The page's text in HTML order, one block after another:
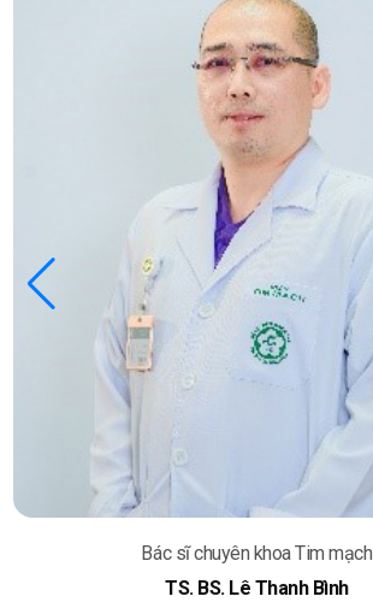
Bác sĩ chuyên khoa Tim mạch
TS. BS. Lê Thanh Bình